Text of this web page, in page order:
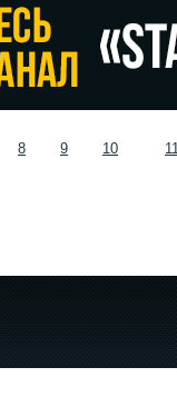
8 9 10